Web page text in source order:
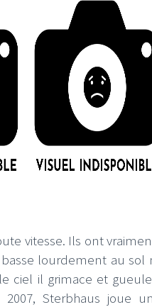
vitesse. Ils ont
lourdement au sol
ciel il grimace et
Sterbhaus joue